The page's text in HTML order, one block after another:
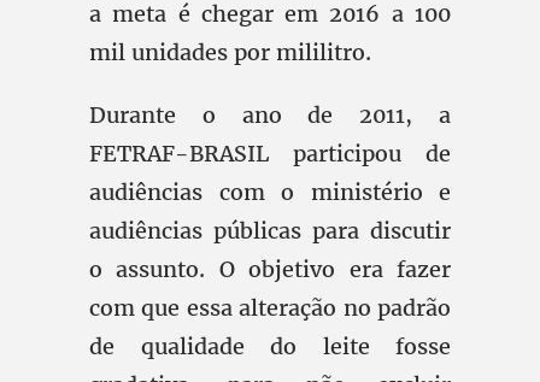
a meta é chegar em 2016 a 100
mil unidades por mililitro.
Durante o ano de 2011, a
FETRAF-BRASIL participou de
audiências com o ministério e
audiências públicas para discutir
o assunto. O objetivo era fazer
com que essa alteração no padrão
de qualidade do leite fosse